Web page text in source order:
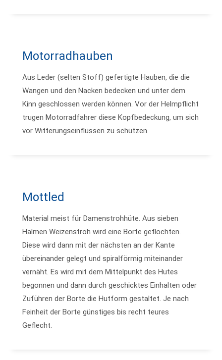
Motorradhauben
Aus Leder (selten Stoff) gefertigte Hauben, die die
Wangen und den Nacken bedecken und unter dem
Kinn geschlossen werden können. Vor der Helmpflicht
trugen Motorradfahrer diese Kopfbedeckung, um sich
vor Witterungseinflüssen zu schützen.
Mottled
Material meist für Damenstrohhüte. Aus sieben
Halmen Weizenstroh wird eine Borte geflochten.
Diese wird dann mit der nächsten an der Kante
übereinander gelegt und spiralförmig miteinander
vernäht. Es wird mit dem Mittelpunkt des Hutes
begonnen und dann durch geschicktes Einhalten oder
Zuführen der Borte die Hutform gestaltet. Je nach
Feinheit der Borte günstiges bis recht teures
Geflecht.